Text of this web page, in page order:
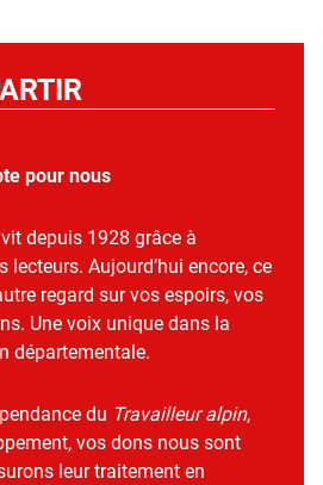
pour nous
depuis 1928 grâce à
lecteurs. Aujourd’hui encore, ce
regard sur vos espoirs, vos
Une voix unique dans la
départementale.
du Travailleur alpin,
vos dons nous sont
leur traitement en